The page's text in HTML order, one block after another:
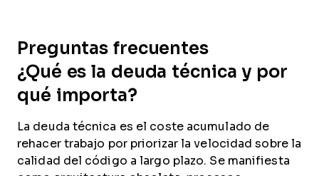
Preguntas frecuentes
¿Qué es la deuda técnica y por
qué importa?
La deuda técnica es el coste acumulado de
rehacer trabajo por priorizar la velocidad sobre la
calidad del código a largo plazo. Se manifiesta